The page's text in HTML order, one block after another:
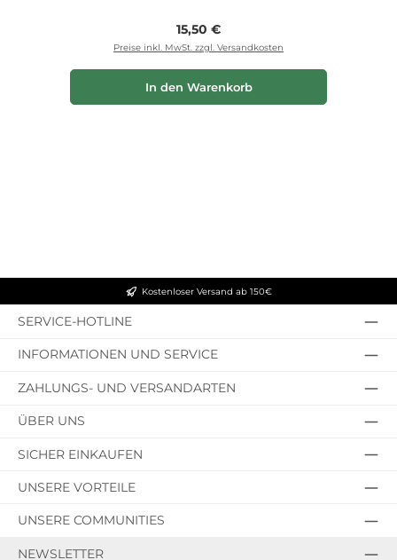
Regulärer Preis:
15,50 €
Preise inkl. MwSt. zzgl. Versandkosten
In den Warenkorb
Kostenloser Versand ab 150€
SERVICE-HOTLINE
INFORMATIONEN UND SERVICE
ZAHLUNGS- UND VERSANDARTEN
ÜBER UNS
SICHER EINKAUFEN
UNSERE VORTEILE
UNSERE COMMUNITIES
NEWSLETTER